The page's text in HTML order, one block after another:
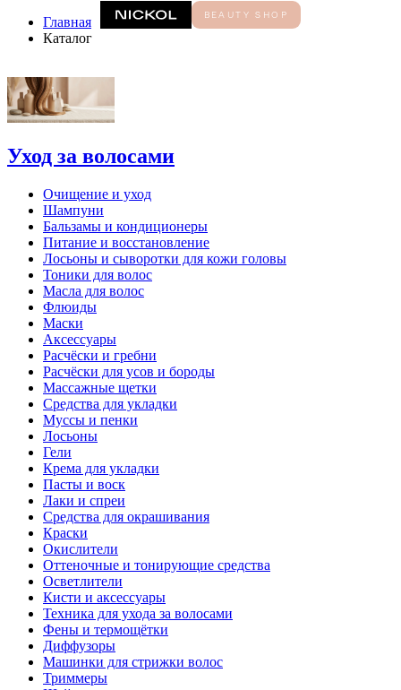
Главная
Каталог
Уход за волосами
Очищение и уход
Шампуни
Бальзамы и кондиционеры
Питание и восстановление
Лосьоны и сыворотки для кожи головы
Тоники для волос
Масла для волос
Флюиды
Маски
Аксессуары
Расчёски и гребни
Расчёски для усов и бороды
Массажные щетки
Средства для укладки
Муссы и пенки
Лосьоны
Гели
Крема для укладки
Пасты и воск
Лаки и спреи
Средства для окрашивания
Краски
Окислители
Оттеночные и тонирующие средства
Осветлители
Кисти и аксессуары
Техника для ухода за волосами
Фены и термощётки
Диффузоры
Машинки для стрижки волос
Триммеры